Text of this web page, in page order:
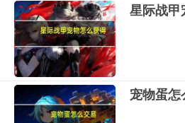
星际战
宠物蛋怎